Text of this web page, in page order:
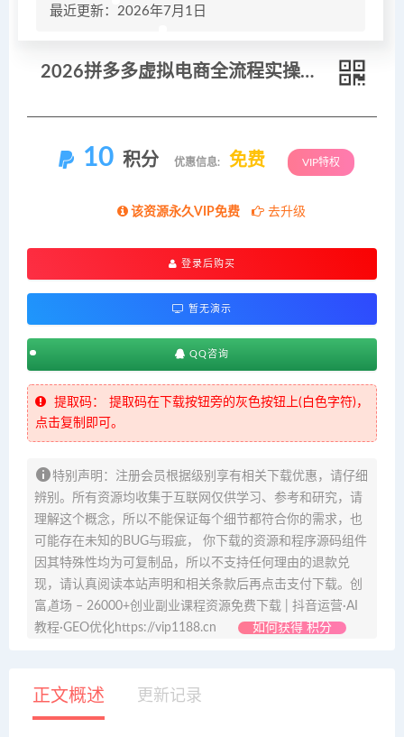
最近更新：2026年7月1日
2026拼多多虚拟电商全流程实操课，开店选品插件自动化，多店矩阵运营新手避坑全套教学
10 积分 优惠信息: 免费 VIP特权
该资源永久VIP免费 去升级
登录后购买
暂无演示
QQ咨询
提取码：
提取码在下载按钮旁的灰色按钮上(白色字符)，
点击复制即可。
特别声明：注册会员根据级别享有相关下载优惠，请仔细
辨别。所有资源均收集于互联网仅供学习、参考和研究，请
理解这个概念，所以不能保证每个细节都符合你的需求，也
可能存在未知的BUG与瑕疵， 你下载的资源和程序源码组件
因其特殊性均为可复制品，所以不支持任何理由的退款兑
现，请认真阅读本站声明和相关条款后再点击支付下载。创
富道场 – 26000+创业副业课程资源免费下载 | 抖音运营·AI
教程·GEO优化https://vip1188.cn
如何获得 积分
正文概述 更新记录